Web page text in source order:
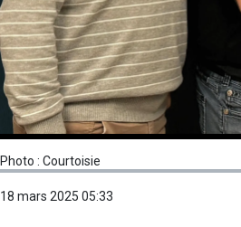
Photo : Courtoisie
18 mars 2025 05:33